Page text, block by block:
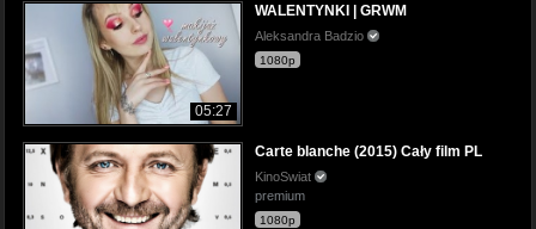
05:27
WALENTYNKI | GRWM
Aleksandra Badzio
1080p
Carte blanche (2015) Cały film PL
KinoSwiat
premium
1080p